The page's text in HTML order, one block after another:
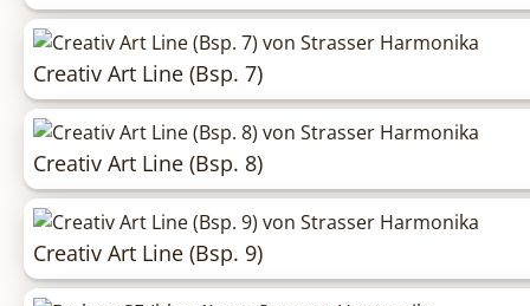
Creativ Art Line (Bsp. 7)
Creativ Art Line (Bsp. 8)
Creativ Art Line (Bsp. 9)